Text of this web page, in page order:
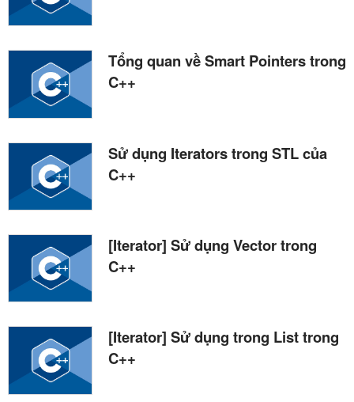
Tổng quan về Smart Pointers trong
C++
Sử dụng Iterators trong STL của
C++
[Iterator] Sử dụng Vector trong
C++
[Iterator] Sử dụng trong List trong
C++